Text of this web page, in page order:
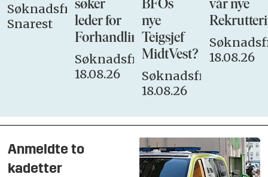
Søknadsfrist:
Snarest
søker
leder for
Forhandlingsutvalget
Søknadsfrist:
18.08.26
BFOs
nye
Teigsjef
MidtVest?
Søknadsfrist:
18.08.26
vår nye
18.08.26
Anmeldte to
kadetter